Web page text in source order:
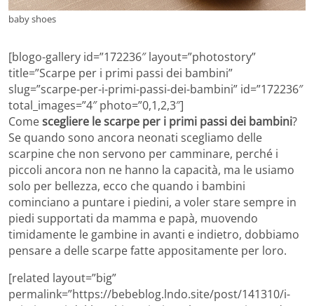
baby shoes
[blogo-gallery id=”172236″ layout=”photostory”
title=”Scarpe per i primi passi dei bambini”
slug=”scarpe-per-i-primi-passi-dei-bambini” id=”172236″
total_images=”4″ photo=”0,1,2,3″]
Comescegliere le scarpe per i primi passi dei bambini?
Se quando sono ancora neonati scegliamo delle
scarpine che non servono per camminare, perché i
piccoli ancora non ne hanno la capacità, ma le usiamo
solo per bellezza, ecco che quando i bambini
cominciano a puntare i piedini, a voler stare sempre in
piedi supportati da mamma e papà, muovendo
timidamente le gambine in avanti e indietro, dobbiamo
pensare a delle scarpe fatte appositamente per loro.
[related layout=”big”
permalink=”https://bebeblog.lndo.site/post/141310/i-